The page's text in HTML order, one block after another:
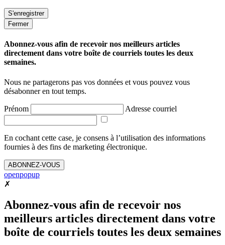
Fermer
Abonnez-vous afin de recevoir nos meilleurs articles
directement dans votre boîte de courriels toutes les deux
semaines.
Nous ne partagerons pas vos données et vous pouvez vous
désabonner en tout temps.
Prénom Adresse courriel
En cochant cette case, je consens à l’utilisation des informations
fournies à des fins de marketing électronique.
ABONNEZ-VOUS
openpopup
✗
Abonnez-vous afin de recevoir nos
meilleurs articles directement dans votre
boîte de courriels toutes les deux semaines